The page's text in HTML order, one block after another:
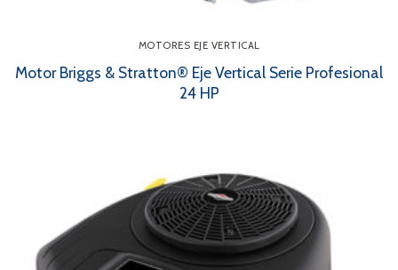
MOTORES EJE VERTICAL
Motor Briggs & Stratton® Eje Vertical Serie Profesional
24 HP